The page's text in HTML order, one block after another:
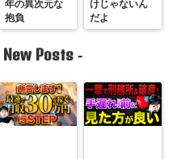
年の異次元な
抱負
けじゃないん
だよ
New Posts -